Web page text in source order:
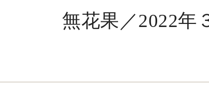
無花果／2022年